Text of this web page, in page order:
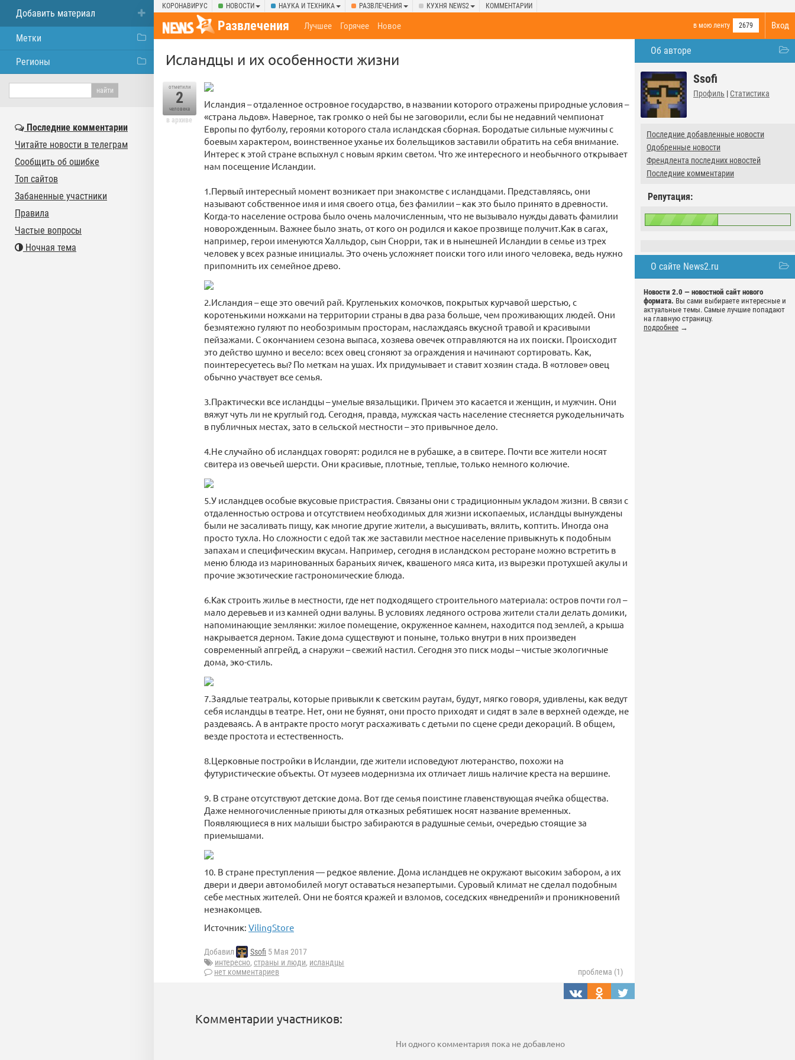
КОРОНАВИРУС НОВОСТИ НАУКА И ТЕХНИКА РАЗВЛЕЧЕНИЯ КУХНЯ NEWS2 КОММЕНТАРИИ
Вход
Развлечения в мою ленту 2679
Лучшее Горячее Новое
Об авторе
Ssofi
Профиль | Статистика
Последние добавленные новости
Одобренные новости
Френдлента последних новостей
Последние комментарии
Репутация:
О сайте News2.ru
Новости 2.0 — новостной сайт нового
формата. Вы сами выбираете интересные и
актуальные темы. Самые лучшие попадают
на главную страницу.
подробнее →
Исландцы и их особенности жизни
отметили
2
человека
в архиве
Исландия – отдаленное островное государство, в названии которого отражены природные условия –
«страна льдов». Наверное, так громко о ней бы не заговорили, если бы не недавний чемпионат
Европы по футболу, героями которого стала исландская сборная. Бородатые сильные мужчины с
боевым характером, воинственное уханье их болельщиков заставили обратить на себя внимание.
Интерес к этой стране вспыхнул с новым ярким светом. Что же интересного и необычного открывает
нам посещение Исландии.
1.Первый интересный момент возникает при знакомстве с исландцами. Представляясь, они
называют собственное имя и имя своего отца, без фамилии – как это было принято в древности.
Когда-то население острова было очень малочисленным, что не вызывало нужды давать фамилии
новорожденным. Важнее было знать, от кого он родился и какое прозвище получит.Как в сагах,
например, герои именуются Халльдор, сын Снорри, так и в нынешней Исландии в семье из трех
человек у всех разные инициалы. Это очень усложняет поиски того или иного человека, ведь нужно
припомнить их семейное древо.
2.Исландия – еще это овечий рай. Кругленьких комочков, покрытых курчавой шерстью, с
коротенькими ножками на территории страны в два раза больше, чем проживающих людей. Они
безмятежно гуляют по необозримым просторам, наслаждаясь вкусной травой и красивыми
пейзажами. С окончанием сезона выпаса, хозяева овечек отправляются на их поиски. Происходит
это действо шумно и весело: всех овец сгоняют за ограждения и начинают сортировать. Как,
поинтересуетесь вы? По меткам на ушах. Их придумывает и ставит хозяин стада. В «отлове» овец
обычно участвует все семья.
3.Практически все исландцы – умелые вязальщики. Причем это касается и женщин, и мужчин. Они
вяжут чуть ли не круглый год. Сегодня, правда, мужская часть население стесняется рукодельничать
в публичных местах, зато в сельской местности – это привычное дело.
4.Не случайно об исландцах говорят: родился не в рубашке, а в свитере. Почти все жители носят
свитера из овечьей шерсти. Они красивые, плотные, теплые, только немного колючие.
5.У исландцев особые вкусовые пристрастия. Связаны они с традиционным укладом жизни. В связи с
отдаленностью острова и отсутствием необходимых для жизни ископаемых, исландцы вынуждены
были не засаливать пищу, как многие другие жители, а высушивать, вялить, коптить. Иногда она
просто тухла. Но сложности с едой так же заставили местное население привыкнуть к подобным
запахам и специфическим вкусам. Например, сегодня в исландском ресторане можно встретить в
меню блюда из маринованных бараньих яичек, квашеного мяса кита, из вырезки протухшей акулы и
прочие экзотические гастрономические блюда.
6.Как строить жилье в местности, где нет подходящего строительного материала: остров почти гол –
мало деревьев и из камней одни валуны. В условиях ледяного острова жители стали делать домики,
напоминающие землянки: жилое помещение, окруженное камнем, находится под землей, а крыша
накрывается дерном. Такие дома существуют и поныне, только внутри в них произведен
современный апгрейд, а снаружи – свежий настил. Сегодня это писк моды – чистые экологичные
дома, эко-стиль.
7.Заядлые театралы, которые привыкли к светским раутам, будут, мягко говоря, удивлены, как ведут
себя исландцы в театре. Нет, они не буянят, они просто приходят и сидят в зале в верхней одежде, не
раздеваясь. А в антракте просто могут расхаживать с детьми по сцене среди декораций. В общем,
везде простота и естественность.
8.Церковные постройки в Исландии, где жители исповедуют лютеранство, похожи на
футуристические объекты. От музеев модернизма их отличает лишь наличие креста на вершине.
9. В стране отсутствуют детские дома. Вот где семья поистине главенствующая ячейка общества.
Даже немногочисленные приюты для отказных ребятишек носят название временных.
Появляющиеся в них малыши быстро забираются в радушные семьи, очередью стоящие за
приемышами.
10. В стране преступления — редкое явление. Дома исландцев не окружают высоким забором, а их
двери и двери автомобилей могут оставаться незапертыми. Суровый климат не сделал подобным
себе местных жителей. Они не боятся кражей и взломов, соседских «внедрений» и проникновений
незнакомцев.
Источник: VilingStore
Добавил Ssofi 5 Мая 2017
интересно, страны и люди, исландцы
нет комментариев
проблема (1)
Комментарии участников:
Ни одного комментария пока не добавлено
Добавить материал
Метки
Регионы
Последние комментарии
Читайте новости в телеграм
Сообщить об ошибке
Топ сайтов
Забаненные участники
Правила
Частые вопросы
Ночная тема